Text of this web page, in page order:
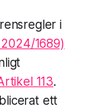
i
1689)
113.
ett